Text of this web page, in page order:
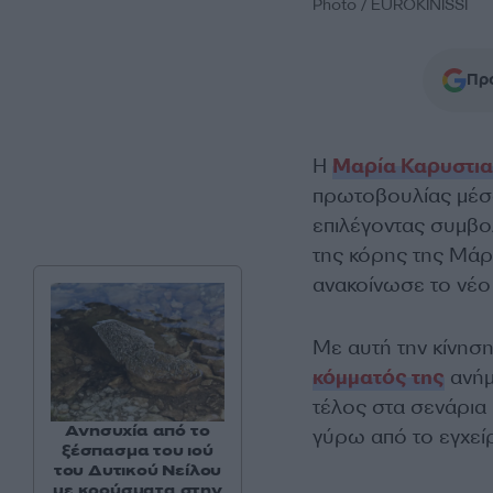
Photo / EUROKINISSI
Η Μαρία
πρωτοβουλίας
επιλέγοντας
της κόρης της
ανακοίνωσε το
Με αυτή την
κόμματός της
τέλος στα
γύρω από το
Ανησυχία από το
ξέσπασμα του ιού
του Δυτικού Νείλου